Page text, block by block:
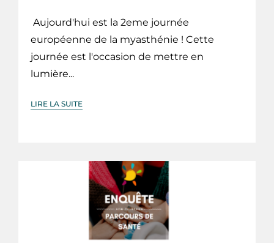
Aujourd'hui est la 2eme journée
européenne de la myasthénie ! Cette
journée est l'occasion de mettre en
lumière...
LIRE LA SUITE